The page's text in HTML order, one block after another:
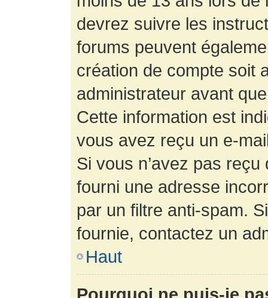
devrez suivre les
forums peuvent
création de compte soit
administrateur avant
Cette information est
vous avez reçu un e-
Si vous n’avez pas
fourni une adresse
par un filtre anti-spam.
fournie, contactez un
Haut